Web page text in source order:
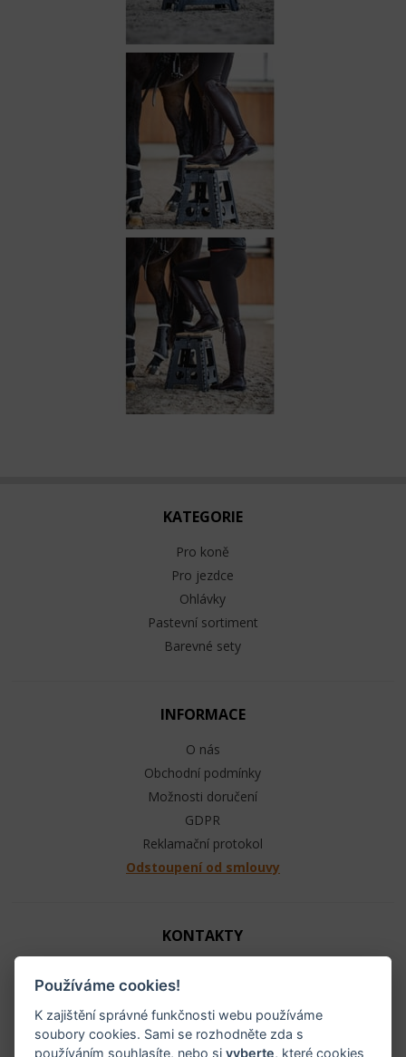
KATEGORIE
Pro koně
Pro jezdce
Ohlávky
Pastevní sortiment
Barevné sety
INFORMACE
O nás
Obchodní podmínky
Možnosti doručení
GDPR
Reklamační protokol
Odstoupení od smlouvy
KONTAKTY
+420 603 104 880
info@raj-ohlavek.cz
IČ: 61655066, DIČ: CZ 740601140
Používáme cookies!
K zajištění správné funkčnosti webu používáme
soubory cookies. Sami se rozhodněte zda s
používáním souhlasíte, nebo sivyberte, které cookies